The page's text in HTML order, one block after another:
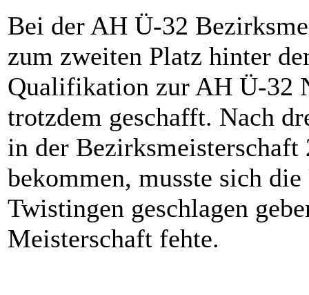
Bei der AH Ü-32
zum zweiten Platz hinter
Qualifikation zur AH Ü-32
trotzdem geschafft. Nach
in der Bezirksmeisterschaft
bekommen, musste sich
Twistingen geschlagen
Meisterschaft fehte.